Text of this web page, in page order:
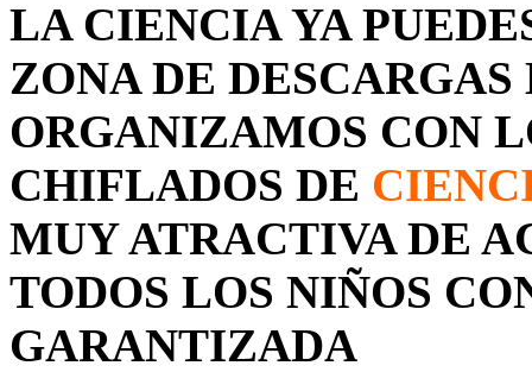
LA CIENCIA YA
ZONA DE
ORGANIZAMOS CON
CHIFLADOS DE
MUY ATRACTIVA DE
TODOS LOS NIÑOS
GARANTIZADA